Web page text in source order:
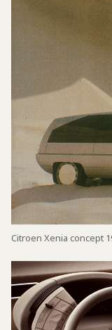
Citroen Xenia concept